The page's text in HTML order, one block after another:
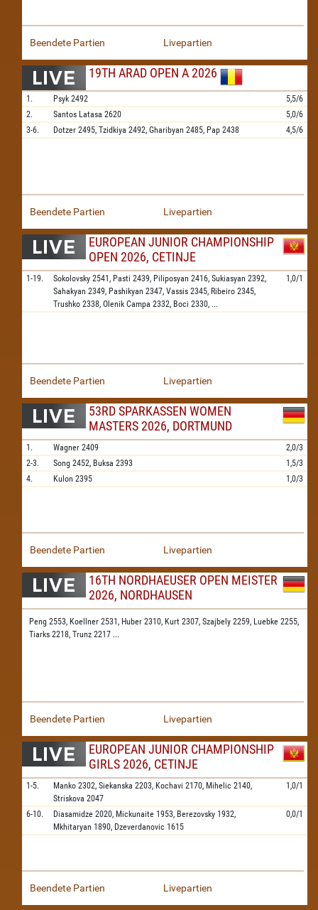
Beendete Partien Livepartien
19TH ARAD OPEN A 2026
1. Psyk 2492
5,5/6
2.
Santos Latasa 2620
5,0/6
3-6.
Dotzer 2495, Tzidkiya 2492, Gharibyan 2485, Pap 2438 4,5/6
Beendete Partien Livepartien
EUROPEAN JUNIOR CHAMPIONSHIP
OPEN 2026, CETINJE
1-19. Sokolovsky 2541, Pasti 2439, Piliposyan 2416, Sukiasyan 2392,
Sahakyan 2349, Pashikyan 2347, Vassis 2345, Ribeiro 2345,
Trushko 2338, Olenik Campa 2332, Boci 2330, ...
1,0/1
Beendete Partien Livepartien
53RD SPARKASSEN WOMEN
MASTERS 2026, DORTMUND
1. Wagner 2409
2,0/3
2-3.
Song 2452, Buksa 2393
1,5/3
4.
Kulon 2395 1,0/3
Beendete Partien Livepartien
16TH NORDHAEUSER OPEN MEISTER
2026, NORDHAUSEN
Peng 2553, Koellner 2531, Huber 2310, Kurt 2307, Szajbely 2259, Luebke 2255,
Tiarks 2218, Trunz 2217 ...
Beendete Partien Livepartien
EUROPEAN JUNIOR CHAMPIONSHIP
GIRLS 2026, CETINJE
1-5. Manko 2302, Siekanska 2203, Kochavi 2170, Mihelic 2140,
Striskova 2047
1,0/1
6-10. Diasamidze 2020, Mickunaite 1953, Berezovsky 1932,
Mkhitaryan 1890, Dzeverdanovic 1615
0,0/1
Beendete Partien Livepartien